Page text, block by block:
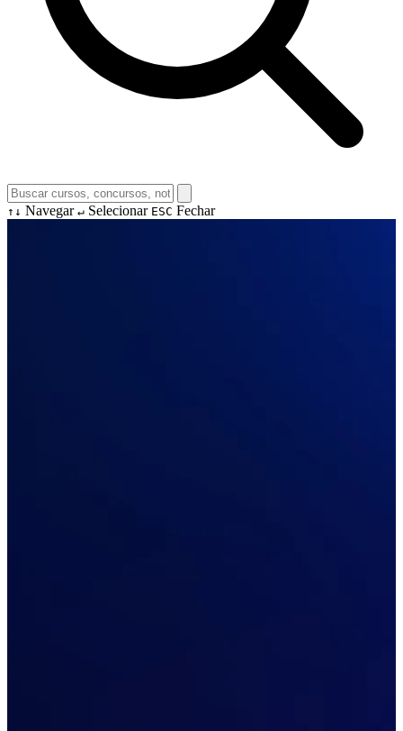
↑↓ Navegar ↵ Selecionar ESC Fechar